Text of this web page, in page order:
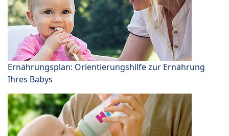
Ernährungsplan: Orientierungshilfe zur Ernährung
Ihres Babys